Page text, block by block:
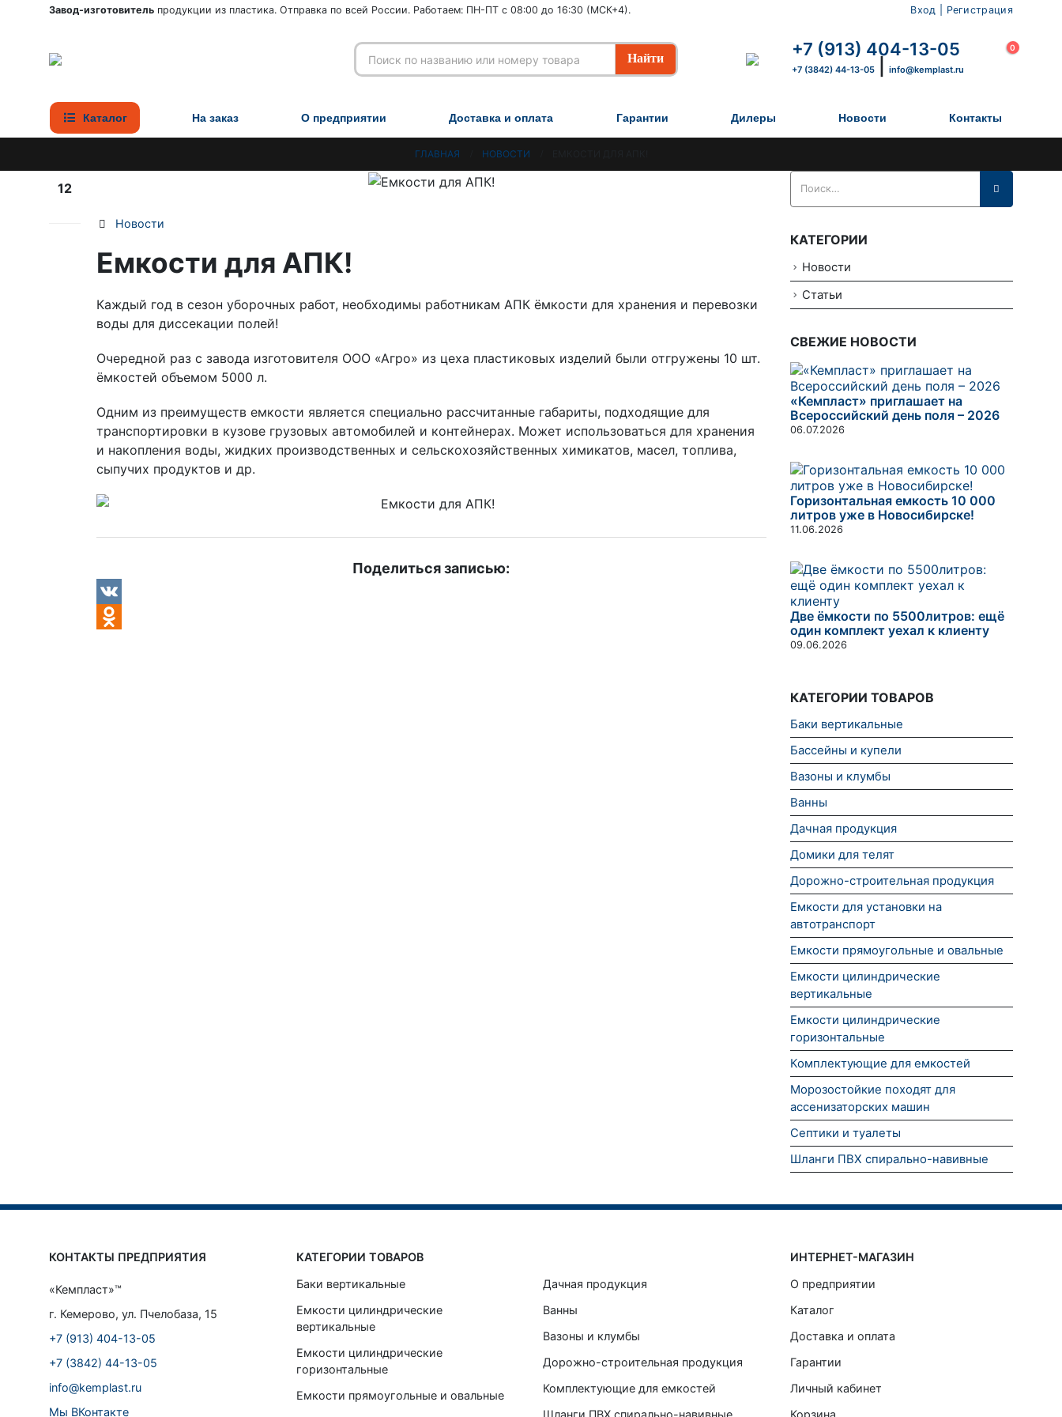
Завод-изготовитель продукции из пластика. Отправка по всей России. Работаем: ПН-ПТ с 08:00 до 16:30 (МСК+4). Вход | Регистрация
+7 (913) 404-13-05
+7 (3842) 44-13-05| info@kemplast.ru
0
Каталог На заказ О предприятии Доставка и оплата Гарантии Дилеры Новости Контакты
ГЛАВНАЯ НОВОСТИ
12
Новости
Емкости для АПК!
Каждый год в сезон уборочных работ, необходимы работникам АПК ёмкости для хранения и перевозки
воды для диссекации полей!
Очередной раз с завода изготовителя ООО «Агро» из цеха пластиковых изделий были отгружены 10 шт.
ёмкостей объемом 5000 л.
Одним из преимуществ емкости является специально рассчитанные габариты, подходящие для
транспортировки в кузове грузовых автомобилей и контейнерах. Может использоваться для хранения
и накопления воды, жидких производственных и сельскохозяйственных химикатов, масел, топлива,
сыпучих продуктов и др.
Поделиться записью:
КАТЕГОРИИ
Новости
Статьи
СВЕЖИЕ НОВОСТИ
«Кемпласт» приглашает на
Всероссийский день поля – 2026
06.07.2026
Горизонтальная емкость 10 000
литров уже в Новосибирске!
11.06.2026
Две ёмкости по 5500литров: ещё
один комплект уехал к клиенту
09.06.2026
КАТЕГОРИИ ТОВАРОВ
Баки вертикальные
Бассейны и купели
Вазоны и клумбы
Ванны
Дачная продукция
Домики для телят
Дорожно-строительная продукция
Емкости для установки на
автотранспорт
Емкости прямоугольные и овальные
Емкости цилиндрические
вертикальные
Емкости цилиндрические
горизонтальные
Комплектующие для емкостей
Морозостойкие походят для
ассенизаторских машин
Септики и туалеты
Шланги ПВХ спирально-навивные
КОНТАКТЫ ПРЕДПРИЯТИЯ
«Кемпласт»™
г. Кемерово, ул. Пчелобаза, 15
+7 (913) 404-13-05
+7 (3842) 44-13-05
info@kemplast.ru
Мы ВКонтакте
КАТЕГОРИИ ТОВАРОВ
Баки вертикальные
Емкости цилиндрические
вертикальные
Емкости цилиндрические
горизонтальные
Емкости прямоугольные и овальные
Дачная продукция
Ванны
Вазоны и клумбы
Дорожно-строительная продукция
Комплектующие для емкостей
Шланги ПВХ спирально-навивные
ИНТЕРНЕТ-МАГАЗИН
О предприятии
Каталог
Доставка и оплата
Гарантии
Личный кабинет
Корзина